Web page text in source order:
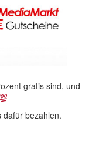
gratis sind, und
dafür bezahlen.